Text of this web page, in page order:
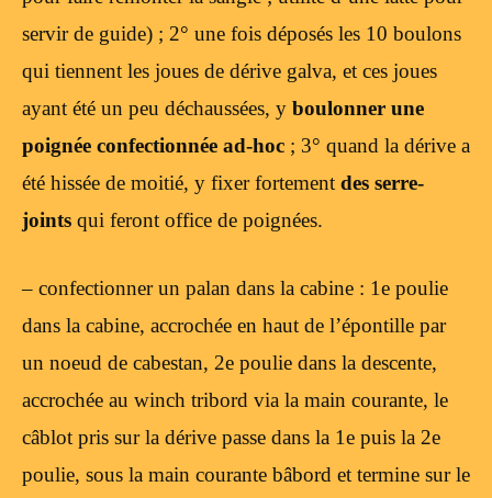
servir de guide) ; 2° une fois déposés les 10 boulons
qui tiennent les joues de dérive galva, et ces joues
ayant été un peu déchaussées, y boulonner une
poignée confectionnée ad-hoc ; 3° quand la dérive a
été hissée de moitié, y fixer fortement des serre-
joints qui feront office de poignées.
– confectionner un palan dans la cabine : 1e poulie
dans la cabine, accrochée en haut de l’épontille par
un noeud de cabestan, 2e poulie dans la descente,
accrochée au winch tribord via la main courante, le
câblot pris sur la dérive passe dans la 1e puis la 2e
poulie, sous la main courante bâbord et termine sur le